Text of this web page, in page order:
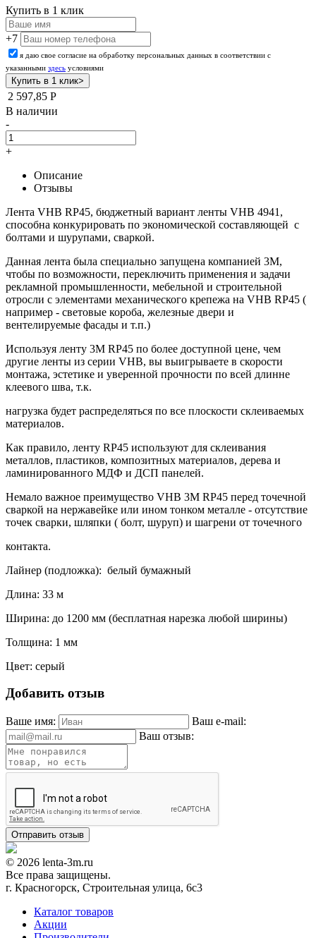
Купить в 1 клик
+7
я даю свое согласие на обработку персональных данных в соответствии с
указанными здесь условиями
2 597,85 Р
В наличии
-
+
Описание
Отзывы
Лента VHB RP45, бюджетный вариант ленты VHB 4941,
способна конкурировать по экономической составляющей с
болтами и шурупами, сваркой.
Данная лента была специально запущена компанией 3М,
чтобы по возможности, переключить применения и задачи
рекламной промышленности, мебельной и строительной
отросли с элементами механического крепежа на VHB RP45 (
например - световые короба, железные двери и
вентелируемые фасады и т.п.)
Используя ленту 3М RP45 по более доступной цене, чем
другие ленты из серии VHB, вы выигрываете в скорости
монтажа, эстетике и уверенной прочности по всей длинне
клеевого шва, т.к.
нагрузка будет распределяться по все плоскости склеиваемых
материалов.
Как правило, ленту RP45 используют для склеивания
металлов, пластиков, композитных материалов, дерева и
ламинированного МДФ и ДСП панелей.
Немало важное преимущество VHB 3М RP45 перед точечной
сваркой на нержавейке или ином тонком металле - отсутствие
точек сварки, шляпки ( болт, шуруп) и шагрени от точечного
контакта.
Лайнер (подложка): белый бумажный
Длина: 33 м
Ширина: до 1200 мм (бесплатная нарезка любой ширины)
Толщина: 1 мм
Цвет: серый
Добавить отзыв
Ваше имя:
Ваш e-mail:
Ваш отзыв:
© 2026 lenta-3m.ru
Все права защищены.
г. Красногорск, Строительная улица, 6с3
Каталог товаров
Акции